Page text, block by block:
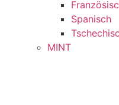
Spanisch
MINT